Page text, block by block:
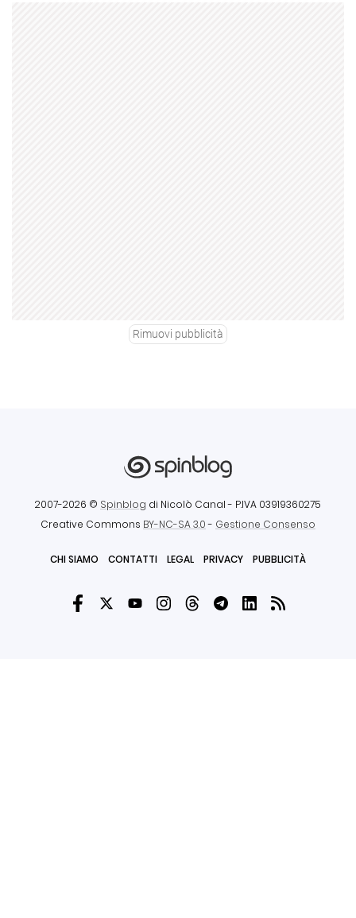
Rimuovi pubblicità
2007-2026 © Spinblog di Nicolò Canal - P.IVA 03919360275
Creative Commons BY-NC-SA 3.0- Gestione Consenso
CHI SIAMO CONTATTI LEGAL PRIVACY PUBBLICITÀ